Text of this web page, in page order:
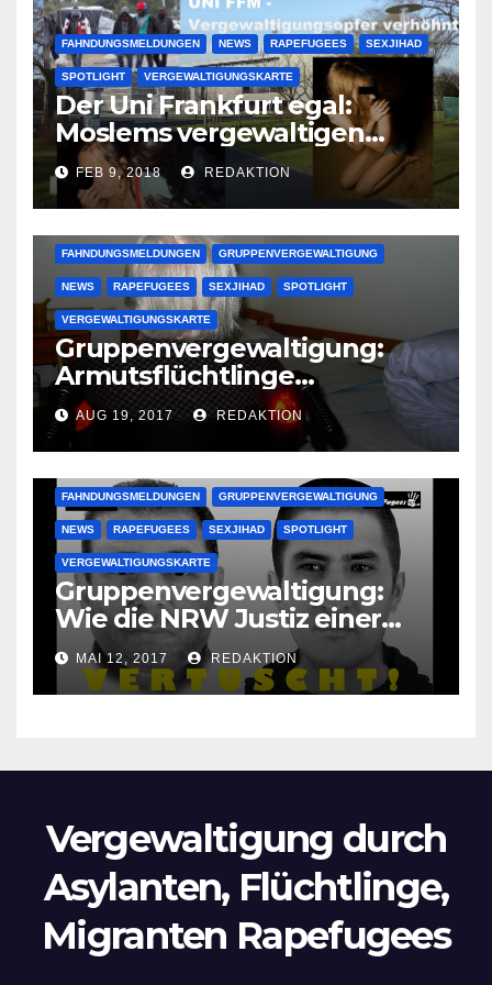
FAHNDUNGSMELDUNGEN NEWS RAPEFUGEES SEXJIHAD
SPOTLIGHT VERGEWALTIGUNGSKARTE
Der Uni Frankfurt egal:
Moslems vergewaltigen
deutsche Studentinnen auf
Uni-Campus
FEB 9, 2018 REDAKTION
FAHNDUNGSMELDUNGEN GRUPPENVERGEWALTIGUNG
NEWS RAPEFUGEES SEXJIHAD SPOTLIGHT
VERGEWALTIGUNGSKARTE
Gruppenvergewaltigung:
Armutsflüchtlinge
vergewaltigen bettlägerige
Oma im Schlaf
krankenhausreif
AUG 19, 2017 REDAKTION
FAHNDUNGSMELDUNGEN GRUPPENVERGEWALTIGUNG
NEWS RAPEFUGEES SEXJIHAD SPOTLIGHT
VERGEWALTIGUNGSKARTE
Gruppenvergewaltigung:
Wie die NRW Justiz einer
Lokalzeitung verbietet diese
Bilder zu veröffentlichen
MAI 12, 2017 REDAKTION
Vergewaltigung durch
Asylanten, Flüchtlinge,
Migranten Rapefugees